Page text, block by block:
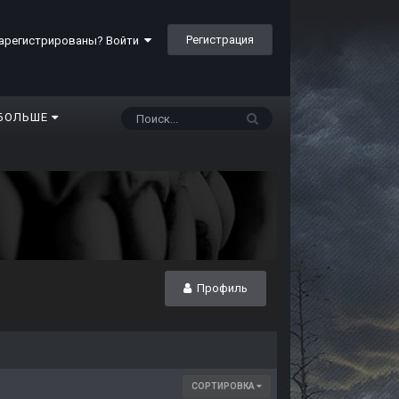
Войти Регистрация
Профиль
СОРТИРОВКА